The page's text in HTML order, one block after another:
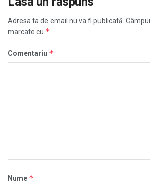
Adresa ta de email nu va fi publicată.
marcate cu *
Comentariu *
Nume *